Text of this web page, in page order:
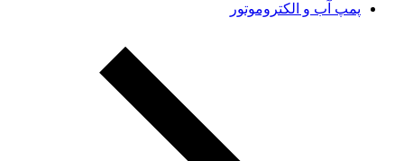
پمپ آب و الکتروموتور